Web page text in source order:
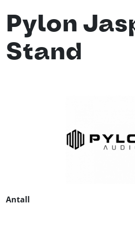
Pylon
Stand
Antall